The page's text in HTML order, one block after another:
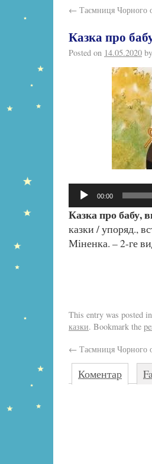
← Таємниця Чорного
Казка про
Posted on 14.05.2020 by
Аудіопрогравач
00:00
Казка про бабу,
казки / упоряд.,
Міненка. – 2-ге
This entry was posted in
казки. Bookmark the
← Таємниця Чорного
Коментар